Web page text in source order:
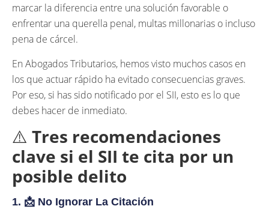
marcar la diferencia entre una solución favorable o
enfrentar una querella penal, multas millonarias o incluso
pena de cárcel.
En Abogados Tributarios, hemos visto muchos casos en
los que actuar rápido ha evitado consecuencias graves.
Por eso, si has sido notificado por el SII, esto es lo que
debes hacer de inmediato.
⚠️ Tres recomendaciones
clave si el SII te cita por un
posible delito
1. 📩 No Ignorar La Citación